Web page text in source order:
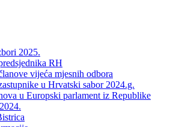
2025.
RH
vijeća mjesnih odbora
u Hrvatski sabor 2024.g.
u Europski parlament iz Republike